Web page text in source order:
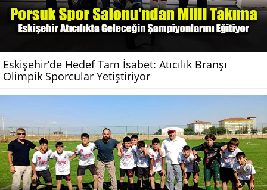
Eskişehir’de Hedef Tam İsabet: Atıcılık Branşı
Olimpik Sporcular Yetiştiriyor